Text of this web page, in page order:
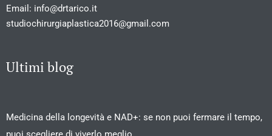
Email: info@drtarico.it
studiochirurgiaplastica2016@gmail.com
Ultimi blog
Medicina della longevità e NAD+: se non puoi fermare il tempo,